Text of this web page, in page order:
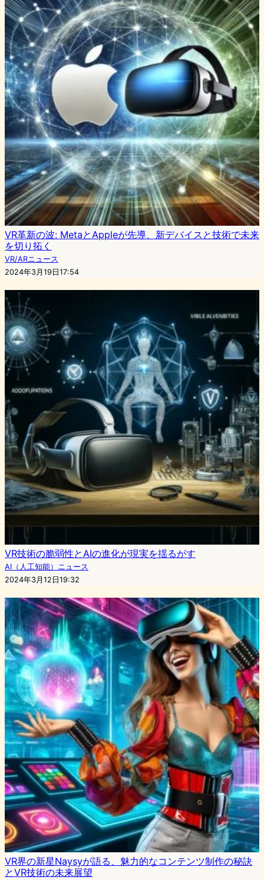
VR革新の波: MetaとAppleが先導、新デバイスと技術で未来
を切り拓く
VR/ARニュース
2024年3月19日17:54
VR技術の脆弱性とAIの進化が現実を揺るがす
AI（人工知能）ニュース
2024年3月12日19:32
VR界の新星Naysyが語る、魅力的なコンテンツ制作の秘訣
とVR技術の未来展望